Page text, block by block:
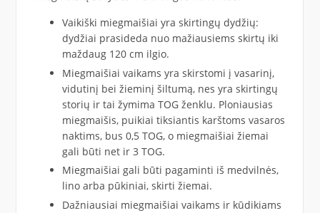
Vaikiški miegmaišiai yra skirtingų dydžių:
dydžiai prasideda nuo mažiausiems skirtų iki
maždaug 120 cm ilgio.
Miegmaišiai vaikams yra skirstomi į vasarinį,
vidutinį bei žieminį šiltumą, nes yra skirtingų
storių ir tai žymima TOG ženklu. Ploniausias
miegmaišis, puikiai tiksiantis karštoms vasaros
naktims, bus 0,5 TOG, o miegmaišiai žiemai
gali būti net ir 3 TOG.
Miegmaišiai gali būti pagaminti iš medvilnės,
lino arba pūkiniai, skirti žiemai.
Dažniausiai miegmaišiai vaikams ir kūdikiams